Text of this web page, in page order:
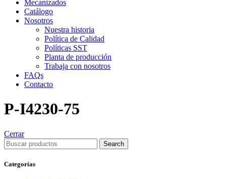
Mecanizados
Catálogo
Nosotros
Nuestra historia
Política de Calidad
Políticas SST
Planta de producción
Trabaja con nosotros
FAQs
Contacto
P-I4230-75
Cerrar
Search
Categorías